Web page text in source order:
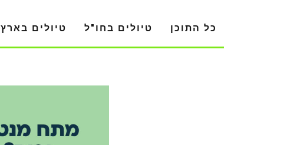
כל התוכן טיולים בחו"ל טיולים בארץ